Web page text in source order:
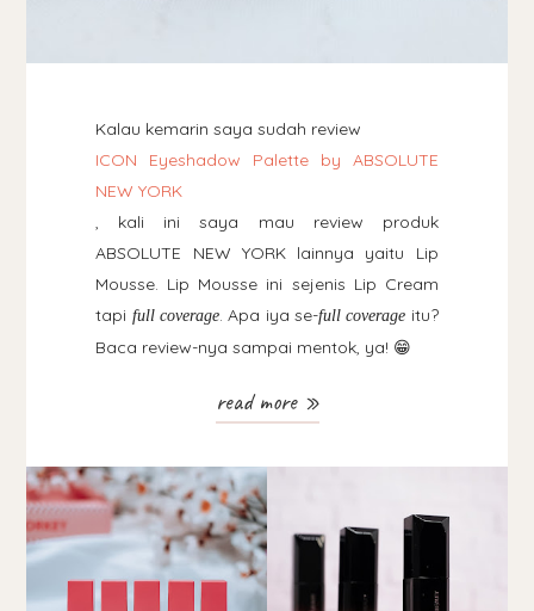
Kalau kemarin saya sudah review
ICON Eyeshadow Palette by ABSOLUTE
NEW YORK
, kali ini saya mau review produk
ABSOLUTE NEW YORK lainnya yaitu Lip
Mousse. Lip Mousse ini sejenis Lip Cream
tapi full coverage. Apa iya se-full coverage itu?
Baca review-nya sampai mentok, ya! 😁
read more »